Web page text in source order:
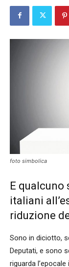
foto simbolica
E qualcuno
italiani
riduzione
Sono in diciotto,
Deputati, e sono
riguarda